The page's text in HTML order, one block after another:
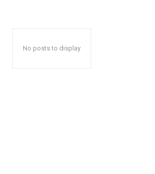
No posts to display